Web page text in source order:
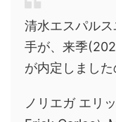
清水エスパル
手が、来季
が内定しました
ノリエガ エリ